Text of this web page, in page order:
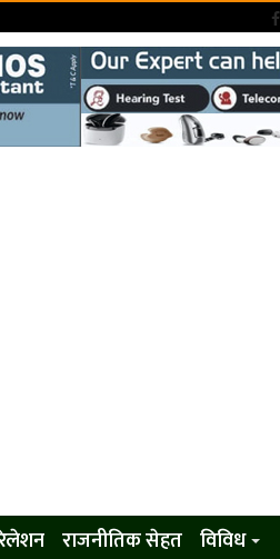
राजनीतिक सेहत विविध